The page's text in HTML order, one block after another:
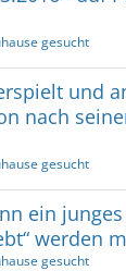
gesucht
und
nach
gesucht
ein
werden
gesucht